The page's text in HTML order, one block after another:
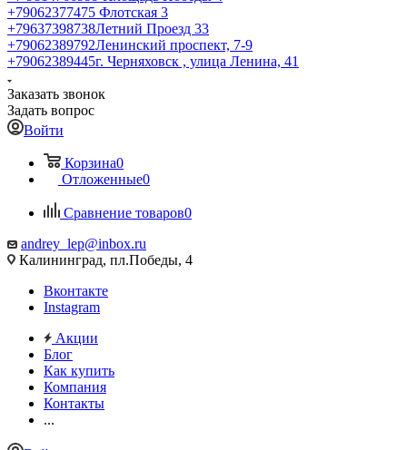
+79062377475 Флотская 3
+79637398738Летний Проезд 33
+79062389792Ленинский проспект, 7-9
+79062389445г. Черняховск , улица Ленина, 41
Заказать звонок
Задать вопрос
Войти
Корзина0
Отложенные0
Сравнение товаров0
andrey_lep@inbox.ru
Калининград, пл.Победы, 4
Вконтакте
Instagram
Акции
Блог
Как купить
Компания
Контакты
...